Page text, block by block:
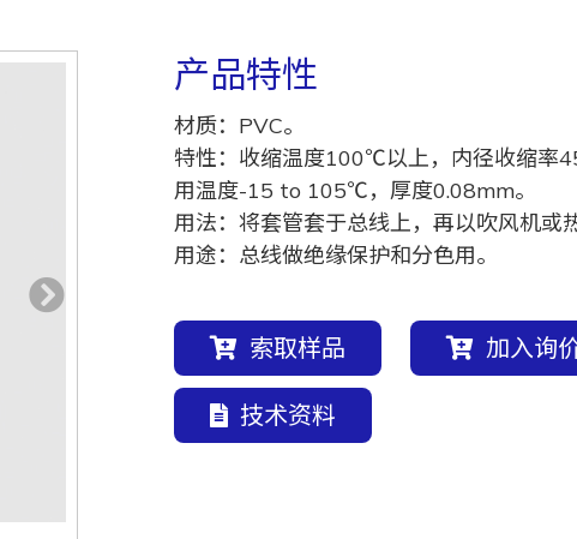
产品特性
材质：PVC。
特性：收缩温度100℃以上，内径收缩率
用温度-15 to 105℃，厚度0.08mm。
用法：将套管套于总线上，再以吹风机或
用途：总线做绝缘保护和分色用。
索取样品 加入询
技术资料